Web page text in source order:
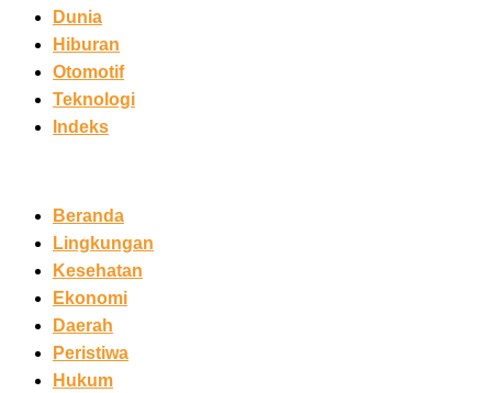
Dunia
Hiburan
Otomotif
Teknologi
Indeks
Beranda
Lingkungan
Kesehatan
Ekonomi
Daerah
Peristiwa
Hukum